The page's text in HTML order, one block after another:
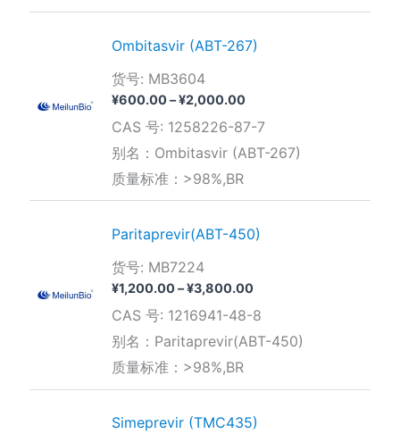
Ombitasvir (ABT-267)
货号: MB3604
¥600.00–¥2,000.00价
范
围：
¥600.00
CAS 号: 1258226-87-7
别名：Ombitasvir (ABT-267)
质量标准：>98%,BR
Paritaprevir(ABT-450)
货号: MB7224
¥1,200.00–¥3,800.00价
范
围：
¥1,200.00
CAS 号: 1216941-48-8
别名：Paritaprevir(ABT-450)
质量标准：>98%,BR
Simeprevir (TMC435)